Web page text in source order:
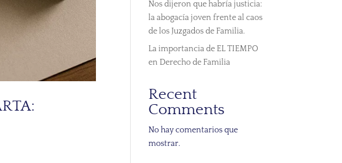
Nos dijeron que habría justicia:
la abogacía joven frente al caos
de los Juzgados de Familia.
La importancia de EL TIEMPO
en Derecho de Familia
Recent
Comments
No hay comentarios que
mostrar.